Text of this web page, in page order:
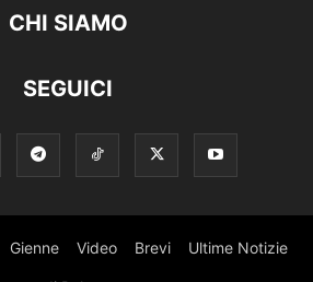
CHI SIAMO
SEGUICI
Gienne Video Brevi Ultime Notizie